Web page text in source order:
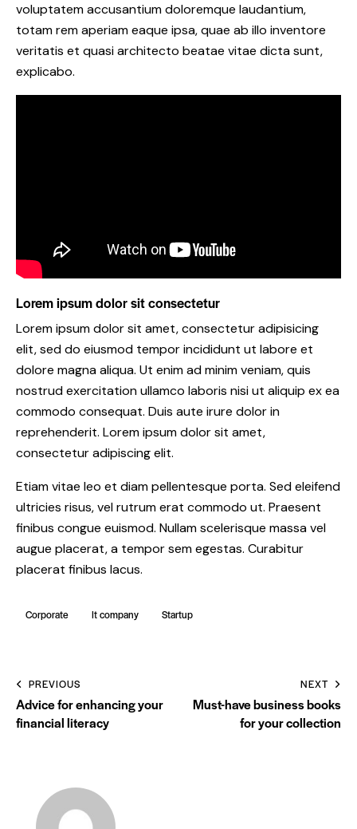
voluptatem accusantium doloremque laudantium,
totam rem aperiam eaque ipsa, quae ab illo inventore
veritatis et quasi architecto beatae vitae dicta sunt,
explicabo.
Lorem ipsum dolor sit consectetur
Lorem ipsum dolor sit amet, consectetur adipisicing
elit, sed do eiusmod tempor incididunt ut labore et
dolore magna aliqua. Ut enim ad minim veniam, quis
nostrud exercitation ullamco laboris nisi ut aliquip ex ea
commodo consequat. Duis aute irure dolor in
reprehenderit. Lorem ipsum dolor sit amet,
consectetur adipiscing elit.
Etiam vitae leo et diam pellentesque porta. Sed eleifend
ultricies risus, vel rutrum erat commodo ut. Praesent
finibus congue euismod. Nullam scelerisque massa vel
augue placerat, a tempor sem egestas. Curabitur
placerat finibus lacus.
Corporate It company Startup
Post
navigation
PREVIOUS
Advice for enhancing your
financial literacy
NEXT
Must-have business books
for your collection